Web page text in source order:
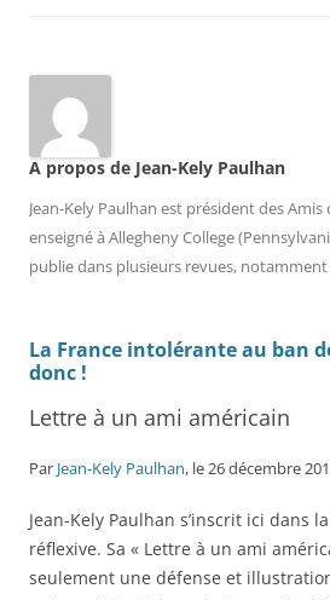
A propos de Jean-Kely Paulhan
Jean-Kely Paulhan est président des Amis
enseigné à Allegheny College
publie dans plusieurs revues,
La France intolérante au ban
donc !
Lettre à un ami américain
Par Jean-Kely Paulhan, le 26 décembre
Jean-Kely Paulhan s’inscrit ici dans
réflexive. Sa « Lettre à un ami
seulement une défense et